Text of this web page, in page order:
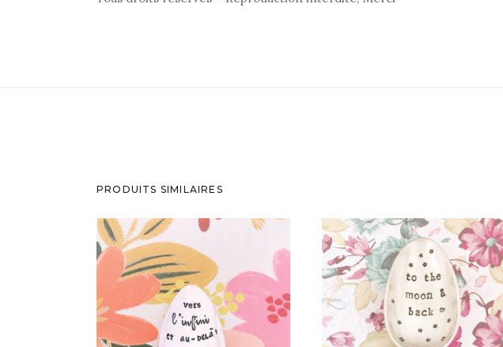
PRODUITS SIMILAIRES
PETITE CUILLÈRE GRAVÉE
VINTAGE : VERS L’INFINI ET AU-
DELÀ!
35,00€
PETITE CUILLÈRE GRAVÉE
VINTAGE : TO THE MOON & BACK
35,00
€